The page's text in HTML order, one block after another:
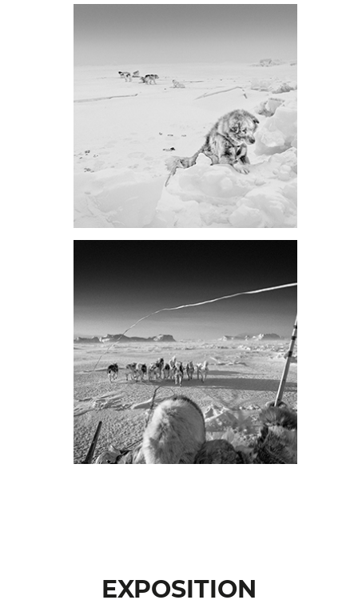
EXPOSITION